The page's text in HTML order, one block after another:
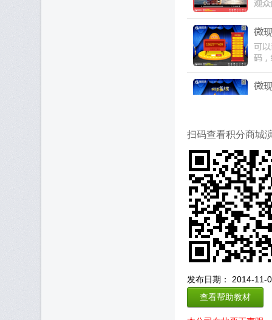
扫码查看积分商城
发布日期： 2014-11-
查看帮助教材